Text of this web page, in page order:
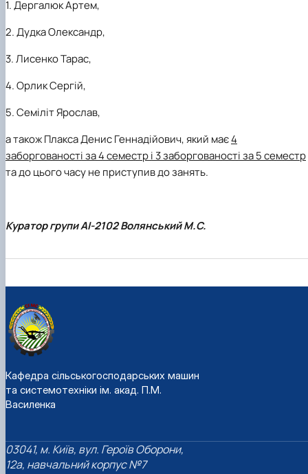
1. Дергалюк Артем,
2. Дудка Олександр,
3. Лисенко Тарас,
4. Орлик Сергій,
5. Семіліт Ярослав,
а також Плакса Денис Геннадійович, який має4
заборгованості за 4 семестр і 3 заборгованості за 5 семестр
та до цього часу не приступив до занять.
Куратор групи АІ-2102 Волянський М.С.
Кафедра сільськогосподарських машин
та системотехніки ім. акад. П.М.
Василенка
03041, м. Київ, вул. Героїв Оборони,
12а, навчальний корпус №7